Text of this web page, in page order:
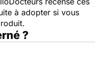
à adopter si vous
?